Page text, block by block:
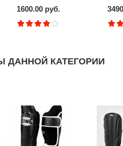
1600.00 руб.
ДАННОЙ КАТЕГОРИИ